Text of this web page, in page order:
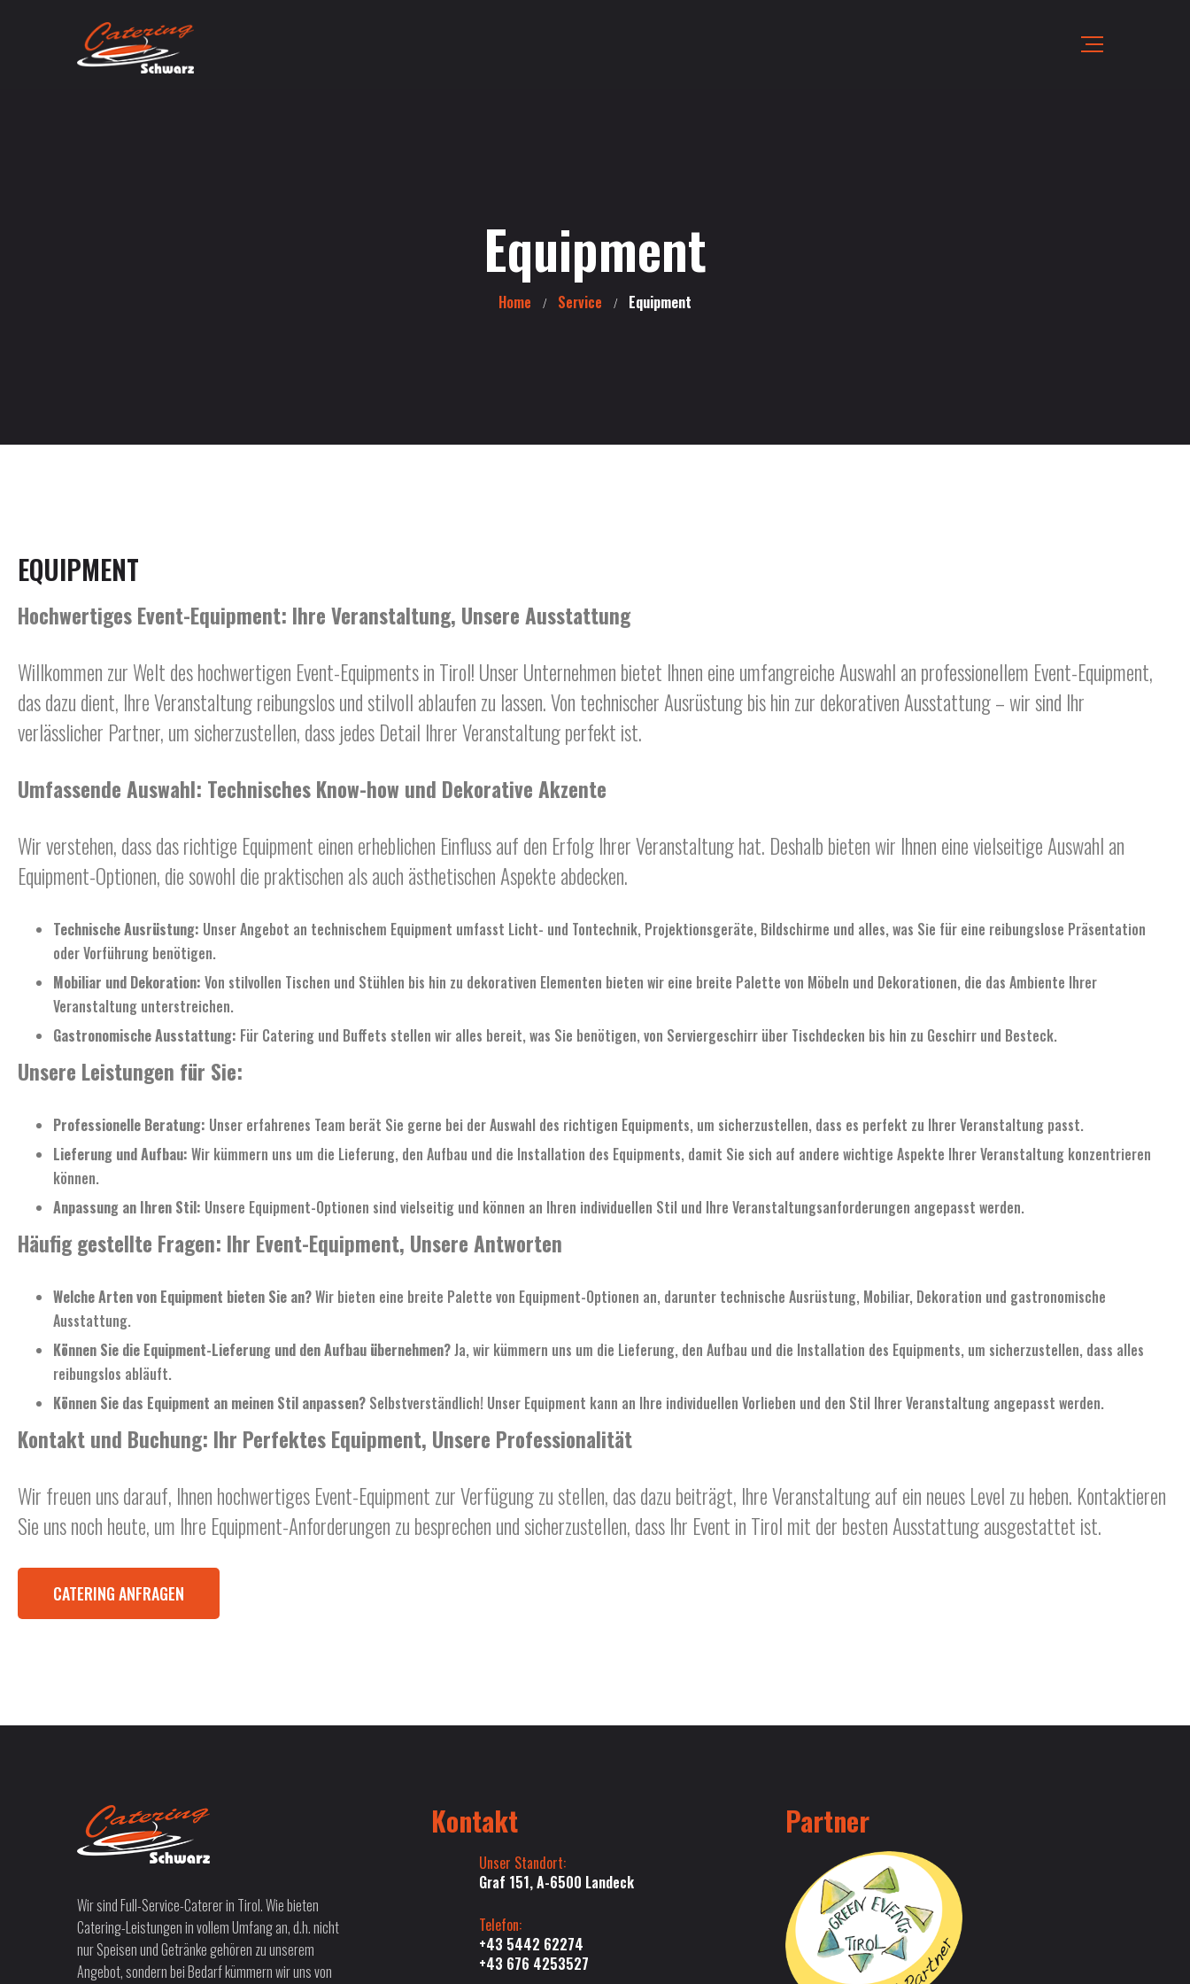
Equipment
Home Service Equipment
EQUIPMENT
Hochwertiges Event-Equipment: Ihre Veranstaltung, Unsere Ausstattung
Willkommen zur Welt des hochwertigen Event-Equipments in Tirol! Unser Unternehmen bietet Ihnen eine umfangreiche Auswahl an professionellem Event-Equipment,
das dazu dient, Ihre Veranstaltung reibungslos und stilvoll ablaufen zu lassen. Von technischer Ausrüstung bis hin zur dekorativen Ausstattung – wir sind Ihr
verlässlicher Partner, um sicherzustellen, dass jedes Detail Ihrer Veranstaltung perfekt ist.
Umfassende Auswahl: Technisches Know-how und Dekorative Akzente
Wir verstehen, dass das richtige Equipment einen erheblichen Einfluss auf den Erfolg Ihrer Veranstaltung hat. Deshalb bieten wir Ihnen eine vielseitige Auswahl an
Equipment-Optionen, die sowohl die praktischen als auch ästhetischen Aspekte abdecken.
Technische Ausrüstung: Unser Angebot an technischem Equipment umfasst Licht- und Tontechnik, Projektionsgeräte, Bildschirme und alles, was Sie für eine reibungslose Präsentation
oder Vorführung benötigen.
Mobiliar und Dekoration: Von stilvollen Tischen und Stühlen bis hin zu dekorativen Elementen bieten wir eine breite Palette von Möbeln und Dekorationen, die das Ambiente Ihrer
Veranstaltung unterstreichen.
Gastronomische Ausstattung: Für Catering und Buffets stellen wir alles bereit, was Sie benötigen, von Serviergeschirr über Tischdecken bis hin zu Geschirr und Besteck.
Unsere Leistungen für Sie:
Professionelle Beratung: Unser erfahrenes Team berät Sie gerne bei der Auswahl des richtigen Equipments, um sicherzustellen, dass es perfekt zu Ihrer Veranstaltung passt.
Lieferung und Aufbau: Wir kümmern uns um die Lieferung, den Aufbau und die Installation des Equipments, damit Sie sich auf andere wichtige Aspekte Ihrer Veranstaltung konzentrieren
können.
Anpassung an Ihren Stil: Unsere Equipment-Optionen sind vielseitig und können an Ihren individuellen Stil und Ihre Veranstaltungsanforderungen angepasst werden.
Häufig gestellte Fragen: Ihr Event-Equipment, Unsere Antworten
Welche Arten von Equipment bieten Sie an?Wir bieten eine breite Palette von Equipment-Optionen an, darunter technische Ausrüstung, Mobiliar, Dekoration und gastronomische
Ausstattung.
Können Sie die Equipment-Lieferung und den Aufbau übernehmen?Ja, wir kümmern uns um die Lieferung, den Aufbau und die Installation des Equipments, um sicherzustellen, dass alles
reibungslos abläuft.
Können Sie das Equipment an meinen Stil anpassen? Selbstverständlich! Unser Equipment kann an Ihre individuellen Vorlieben und den Stil Ihrer Veranstaltung angepasst werden.
Kontakt und Buchung: Ihr Perfektes Equipment, Unsere Professionalität
Wir freuen uns darauf, Ihnen hochwertiges Event-Equipment zur Verfügung zu stellen, das dazu beiträgt, Ihre Veranstaltung auf ein neues Level zu heben. Kontaktieren
Sie uns noch heute, um Ihre Equipment-Anforderungen zu besprechen und sicherzustellen, dass Ihr Event in Tirol mit der besten Ausstattung ausgestattet ist.
CATERING ANFRAGEN
Wir sind Full-Service-Caterer in Tirol. Wie bieten
Catering-Leistungen in vollem Umfang an, d.h. nicht
nur Speisen und Getränke gehören zu unserem
Angebot, sondern bei Bedarf kümmern wir uns von
Kontakt
Unser Standort:
Graf 151, A-6500 Landeck
Telefon:
+43 5442 62274
+43 676 4253527
Partner